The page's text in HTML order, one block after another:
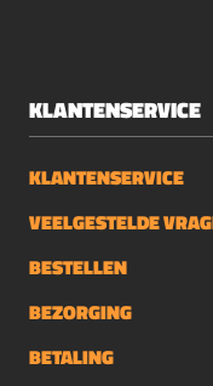
KLANTENSERVICE
KLANTENSERVICE
VEELGESTELDE
BESTELLEN
BEZORGING
BETALING